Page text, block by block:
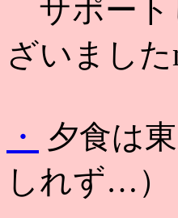
サポート
ざいました
・
夕食は
しれず…）